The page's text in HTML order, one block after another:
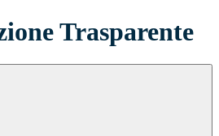
Trasparente